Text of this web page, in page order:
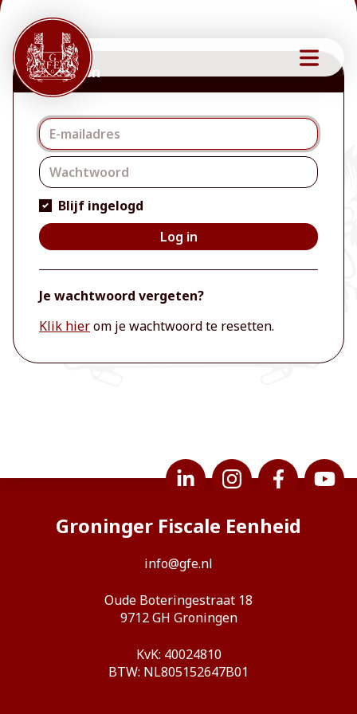
Inloggen
Inloggen
Blijf ingelogd
Log in
Je wachtwoord vergeten?
Klik hierom je wachtwoord te resetten.
Groninger Fiscale Eenheid
info@gfe.nl
Oude Boteringestraat 18
9712 GH Groningen
KvK: 40024810
BTW: NL805152647B01